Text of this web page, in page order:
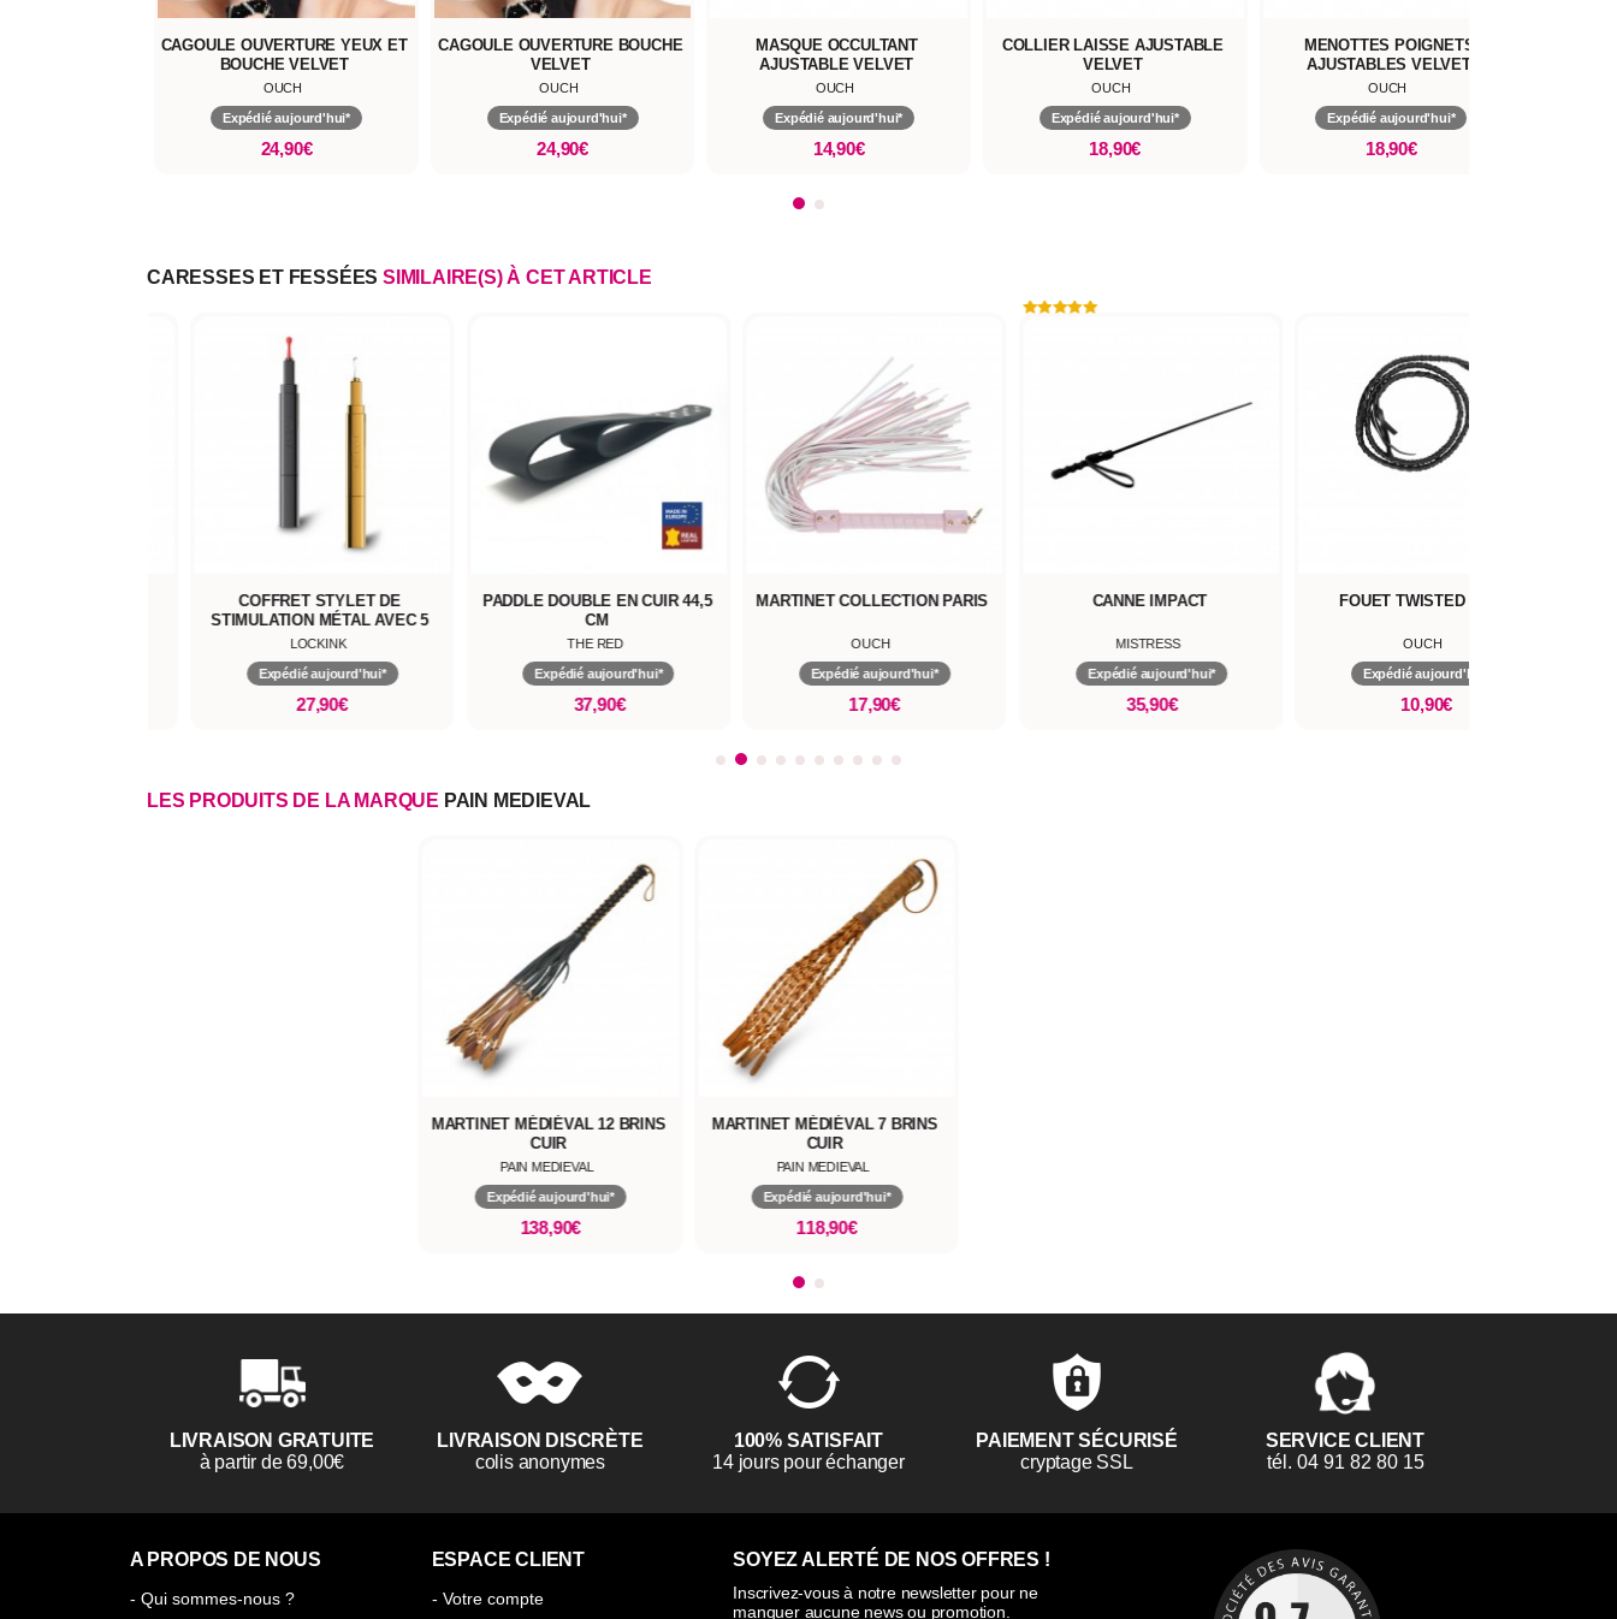
CAGOULE OUVERTURE YEUX ET
BOUCHE VELVET
OUCH
Expédié aujourd'hui*
24,90€
CAGOULE OUVERTURE BOUCHE
VELVET
OUCH
Expédié aujourd'hui*
24,90€
MASQUE OCCULTANT
AJUSTABLE VELVET
OUCH
Expédié aujourd'hui*
14,90€
COLLIER LAISSE AJUSTABLE
VELVET
OUCH
Expédié aujourd'hui*
18,90€
MENOTTES POIGNETS
AJUSTABLES VELVET
OUCH
Expédié aujourd'hui*
18,90€
CARESSES ET FESSÉES SIMILAIRE(S) À CET ARTICLE
COFFRET STYLET DE
STIMULATION MÉTAL AVEC 5
EMBOUTS
LOCKINK
Expédié aujourd'hui*
27,90€
PADDLE DOUBLE EN CUIR 44,5
CM
THE RED
Expédié aujourd'hui*
37,90€
MARTINET COLLECTION PARIS
OUCH
Expédié aujourd'hui*
17,90€
CANNE IMPACT
MISTRESS
Expédié aujourd'hui*
35,90€
FOUET TWISTED WHIP
OUCH
Expédié aujourd'hui*
10,90€
LES PRODUITS DE LA MARQUE PAIN MEDIEVAL
MARTINET MÉDIÉVAL 12 BRINS
CUIR
PAIN MEDIEVAL
Expédié aujourd'hui*
138,90€
MARTINET MÉDIÉVAL 7 BRINS
CUIR
PAIN MEDIEVAL
Expédié aujourd'hui*
118,90€
LIVRAISON GRATUITE
à partir de 69,00€
LIVRAISON DISCRÈTE
colis anonymes
100% SATISFAIT
14 jours pour échanger
PAIEMENT SÉCURISÉ
cryptage SSL
SERVICE CLIENT
tél. 04 91 82 80 15
A PROPOS DE NOUS
- Qui sommes-nous ?
ESPACE CLIENT
- Votre compte
SOYEZ ALERTÉ DE NOS OFFRES !
Inscrivez-vous à notre newsletter pour ne
manquer aucune news ou promotion.